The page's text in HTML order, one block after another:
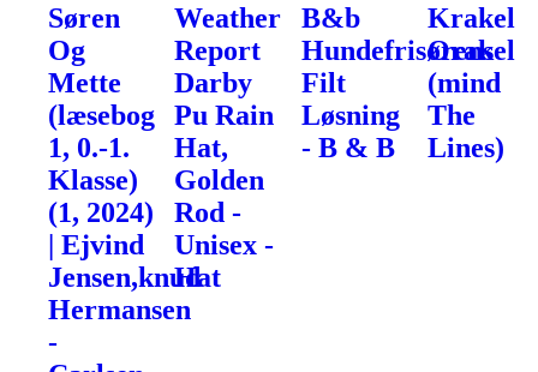
Søren
Og
Mette
(læsebog
1, 0.-1.
Klasse)
(1, 2024)
| Ejvind
Jensen,knud
Hermansen
-
Weather
Report
Darby
Pu Rain
Hat,
Golden
Rod -
Unisex -
Hat
B&b
Hundefrisørens
Filt
Løsning
- B & B
Krakel
Orakel
(mind
The
Lines)